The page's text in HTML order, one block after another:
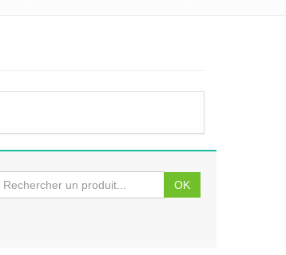
OK